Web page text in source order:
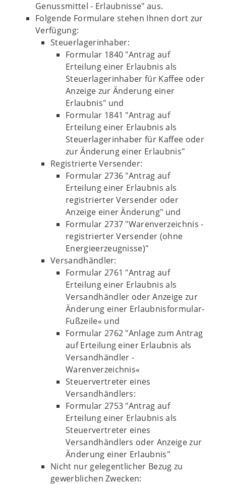
Genussmittel - Erlaubnisse" aus.
Folgende Formulare stehen Ihnen dort zur
Verfügung:
Steuerlagerinhaber:
Formular 1840 "Antrag auf
Erteilung einer Erlaubnis als
Steuerlagerinhaber für Kaffee oder
Anzeige zur Änderung einer
Erlaubnis" und
Formular 1841 "Antrag auf
Erteilung einer Erlaubnis als
Steuerlagerinhaber für Kaffee oder
zur Änderung einer Erlaubnis"
Registrierte Versender:
Formular 2736 "Antrag auf
Erteilung einer Erlaubnis als
registrierter Versender oder
Anzeige einer Änderung" und
Formular 2737 "Warenverzeichnis -
registrierter Versender (ohne
Energieerzeugnisse)"
Versandhändler:
Formular 2761 "Antrag auf
Erteilung einer Erlaubnis als
Versandhändler oder Anzeige zur
Änderung einer Erlaubnisformular-
Fußzeile« und
Formular 2762 "Anlage zum Antrag
auf Erteilung einer Erlaubnis als
Versandhändler -
Warenverzeichnis«
Steuervertreter eines
Versandhändlers:
Formular 2753 "Antrag auf
Erteilung einer Erlaubnis als
Steuervertreter eines
Versandhändlers oder Anzeige zur
Änderung einer Erlaubnis"
Nicht nur gelegentlicher Bezug zu
gewerblichen Zwecken: